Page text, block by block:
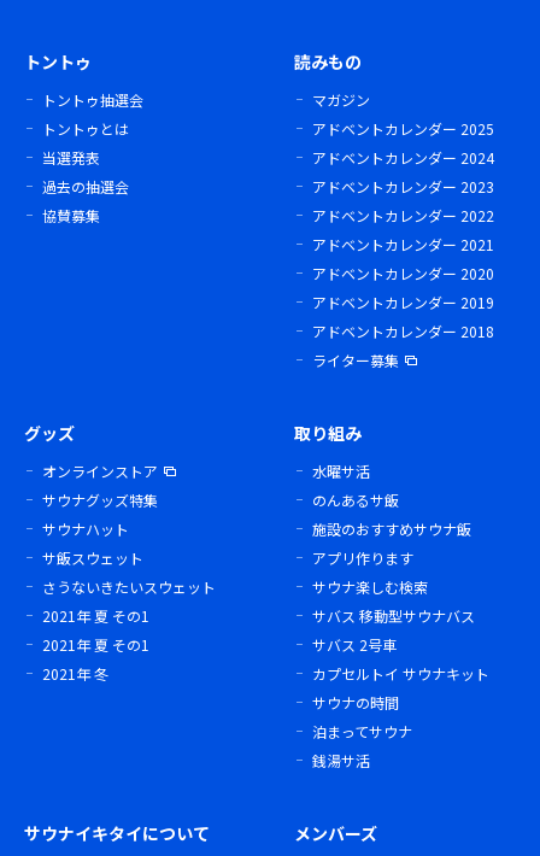
トントゥ
トントゥ抽選会
トントゥとは
当選発表
過去の抽選会
協賛募集
読みもの
マガジン
アドベントカレンダー 2025
アドベントカレンダー 2024
アドベントカレンダー 2023
アドベントカレンダー 2022
アドベントカレンダー 2021
アドベントカレンダー 2020
アドベントカレンダー 2019
アドベントカレンダー 2018
ライター募集
グッズ
オンラインストア
サウナグッズ特集
サウナハット
サ飯スウェット
さうないきたいスウェット
2021年 夏 その1
2021年 夏 その1
2021年 冬
取り組み
水曜サ活
のんあるサ飯
施設のおすすめサウナ飯
アプリ作ります
サウナ楽しむ検索
サバス 移動型サウナバス
サバス 2号車
カプセルトイ サウナキット
サウナの時間
泊まってサウナ
銭湯サ活
サウナイキタイについて メンバーズ